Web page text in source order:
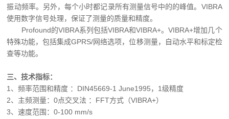
振动频率。另外，每个小时都记录所有测量信号中的的峰值。VIBRA
使用数字信号处理，保证了测量的质量和精度。
Profound的VIBRA系列包括VIBRA和VIBRA+。VIBRA+增加几个
特殊功能，包括集成GPRS/网络选项，位移测量，自动水平和标定检
查等功能。
三、技术指标：
1、频率范围和精度 ：DIN45669-1 June1995，1级精度
2、主频测量：0点交叉法 ：FFT方式（VIBRA+）
3、速度范围：0-100 mm/s